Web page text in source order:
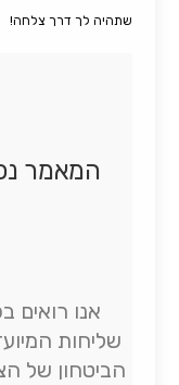
שתהיה לך דרך צלחה!
שליחות
הביטחון של